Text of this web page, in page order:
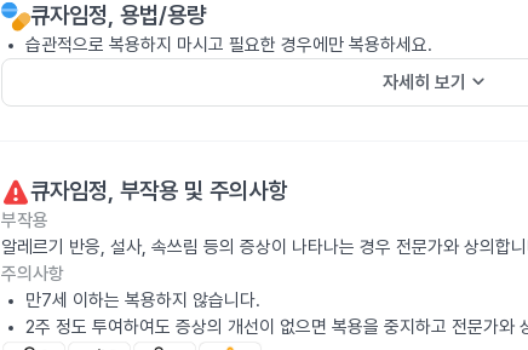
큐자임정, 용법/용량
습관적으로 복용하지 마시고 필요한 경우에만 복용하세요.
자세히 보기 keyboard_arrow_down
큐자임정, 부작용 및 주의사항
부작용
알레르기 반응, 설사, 속쓰림 등의 증상이 나타나는 경우 전문가와 상의합
주의사항
만7세 이하는 복용하지 않습니다.
2주 정도 투여하여도 증상의 개선이 없으면 복용을 중지하고 전문가와